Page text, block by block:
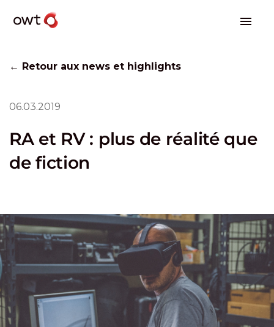
← Retour aux news et highlights
06.03.2019
RA et RV : plus de réalité que
de fiction